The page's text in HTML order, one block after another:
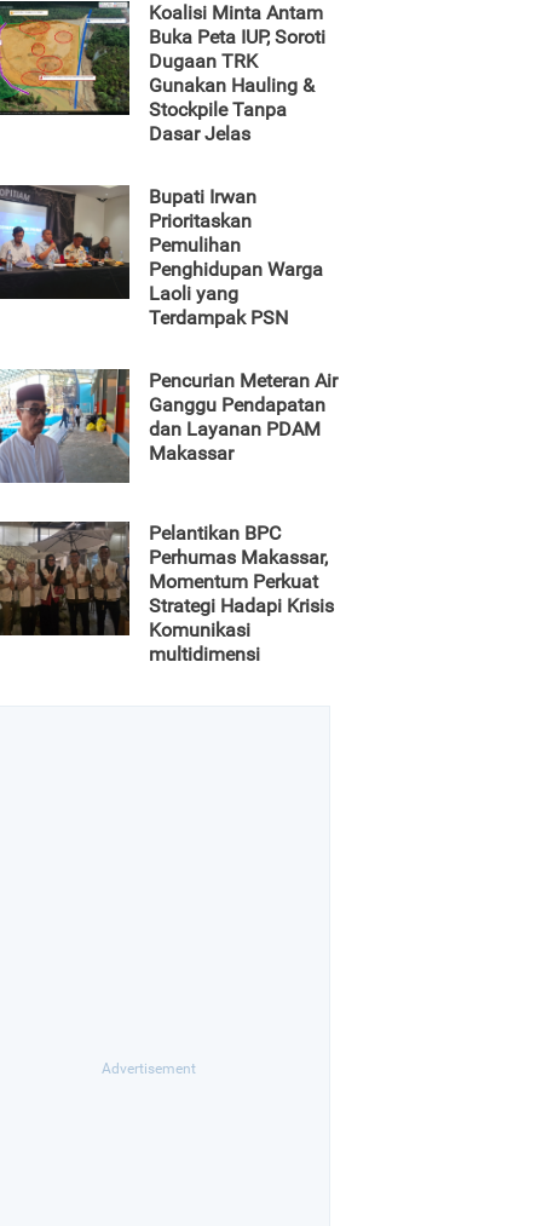
Koalisi Minta Antam
Buka Peta IUP, Soroti
Dugaan TRK
Gunakan Hauling &
Stockpile Tanpa
Dasar Jelas
Bupati Irwan
Prioritaskan
Pemulihan
Penghidupan Warga
Laoli yang
Terdampak PSN
Pencurian Meteran Air
Ganggu Pendapatan
dan Layanan PDAM
Makassar
Pelantikan BPC
Perhumas Makassar,
Momentum Perkuat
Strategi Hadapi Krisis
Komunikasi
multidimensi